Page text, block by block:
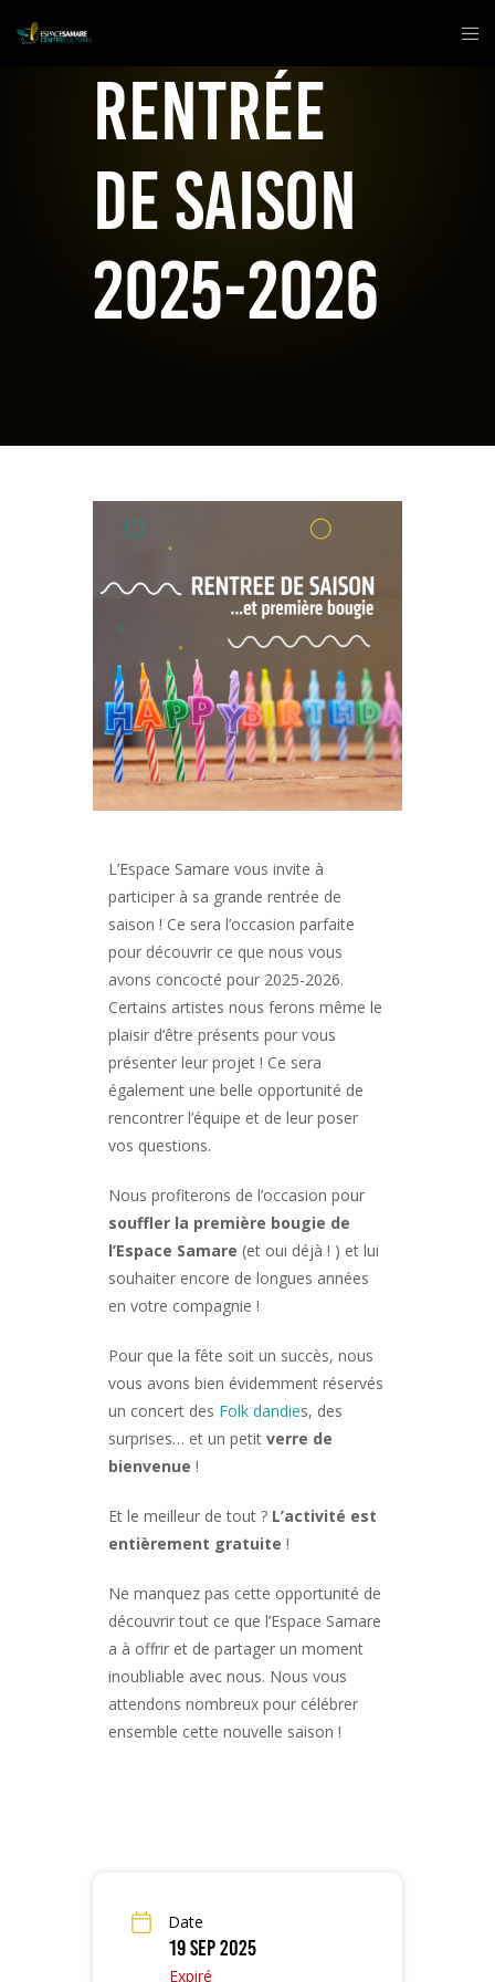
Rentrée
de saison
2025-2026
L’Espace Samare vous invite à
participer à sa grande rentrée de
saison ! Ce sera l’occasion parfaite
pour découvrir ce que nous vous
avons concocté pour 2025-2026.
Certains artistes nous ferons même le
plaisir d’être présents pour vous
présenter leur projet ! Ce sera
également une belle opportunité de
rencontrer l’équipe et de leur poser
vos questions.
Nous profiterons de l’occasion pour
souffler la première bougie de
l’Espace Samare (et oui déjà ! ) et lui
souhaiter encore de longues années
en votre compagnie !
Pour que la fête soit un succès, nous
vous avons bien évidemment réservés
un concert des Folk dandies, des
surprises… et un petit verre de
bienvenue !
Et le meilleur de tout ? L’activité est
entièrement gratuite !
Ne manquez pas cette opportunité de
découvrir tout ce que l’Espace Samare
a à offrir et de partager un moment
inoubliable avec nous. Nous vous
attendons nombreux pour célébrer
ensemble cette nouvelle saison !
Date
19 Sep 2025
Expiré